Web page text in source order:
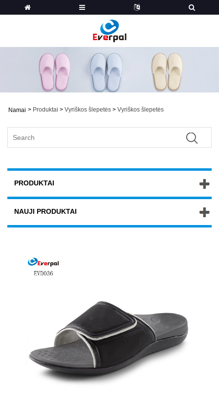
Namai > Produktai > Vyriškos šlepetės > Vyriškos šlepetės
PRODUKTAI
NAUJI PRODUKTAI